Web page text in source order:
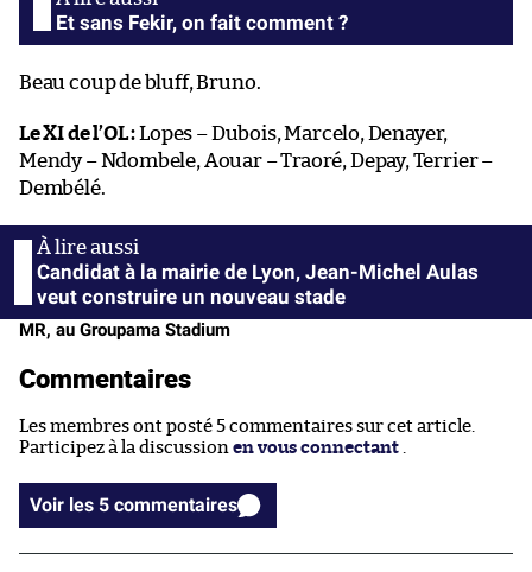
Et sans Fekir, on fait comment ?
Beau coup de bluff, Bruno.
Le XI de l’OL :Lopes – Dubois, Marcelo, Denayer,
Mendy – Ndombele, Aouar – Traoré, Depay, Terrier –
Dembélé.
Candidat à la mairie de Lyon, Jean-Michel Aulas
veut construire un nouveau stade
MR, au Groupama Stadium
Commentaires
Les membres ont posté 5 commentaires sur cet article.
Participez à la discussion en vous connectant
Voir les 5 commentaires